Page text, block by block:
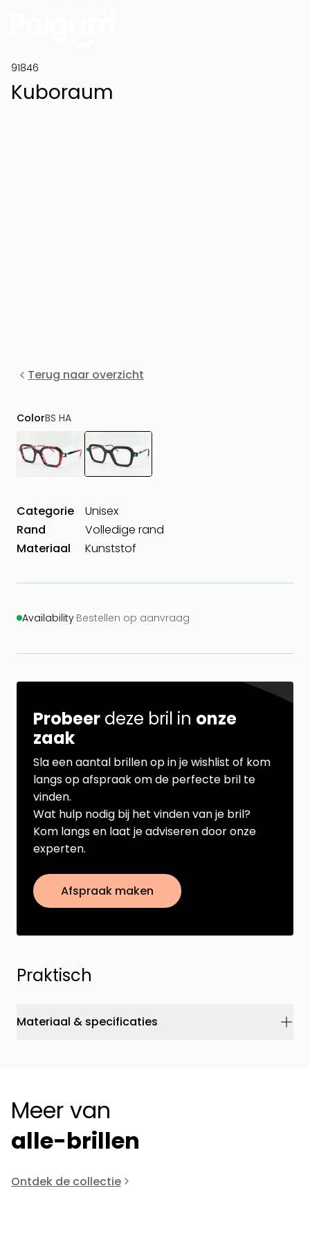
91846
Kuboraum
Terug naar overzicht
ColorBS HA
Categorie
Unisex
Rand
Volledige rand
Materiaal
Kunststof
Availability·Bestellen op aanvraag
Probeer deze bril in onze
zaak
Sla een aantal brillen op in je wishlist of kom
langs op afspraak om de perfecte bril te
vinden.
Wat hulp nodig bij het vinden van je bril?
Kom langs en laat je adviseren door onze
experten.
Afspraak maken
Praktisch
Materiaal & specificaties
Meer van
alle-brillen
Ontdek de collectie